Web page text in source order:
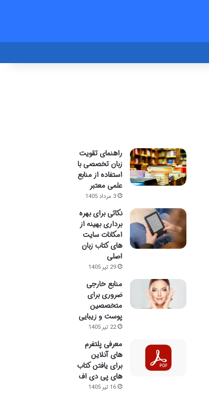
راهنمای تقویت
زبان تخصصی با
استفاده از منابع
علمی معتبر
3 مرداد 1405
نکاتی برای بهره
برداری بهینه از
امکانات سایت
های کتاب زبان
اصلی
29 تیر 1405
منابع خارجی
ضروری برای
متخصصین
پوست و زیبایی
22 تیر 1405
معرفی پلتفرم
های آنلاین
برای یافتن کتاب
های پی دی اف
16 تیر 1405